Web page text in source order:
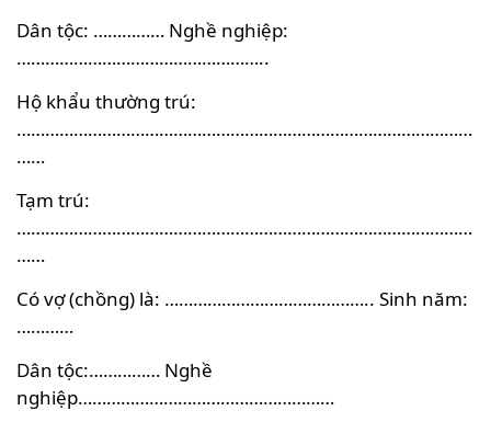
Dân tộc: …………… Nghề nghiệp:
……………………………………………..
Hộ khẩu thường trú:
……………………………………………………………………………………
……
Tạm trú:
……………………………………………………………………………………
……
Có vợ (chồng) là: …………………………………….. Sinh năm:
…………
Dân tộc:…………… Nghề
nghiệp………………………………………………